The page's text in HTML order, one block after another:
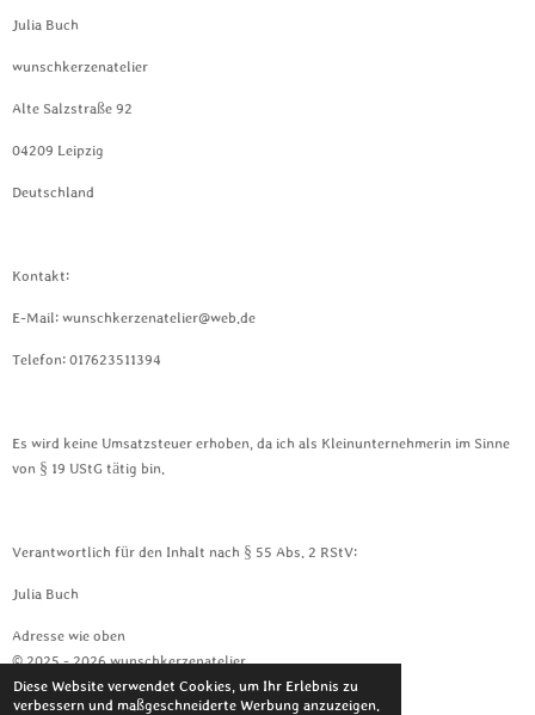
Diese Website verwendet Cookies, um Ihr Erlebnis zu
verbessern und maßgeschneiderte Werbung anzuzeigen.
Julia Buch
wunschkerzenatelier
Alte Salzstraße 92
04209 Leipzig
Deutschland
Kontakt:
E-Mail: wunschkerzenatelier@web.de
Telefon: 017623511394
Es wird keine Umsatzsteuer erhoben, da ich als Kleinunternehmerin im Sinne
von § 19 UStG tätig bin.
Verantwortlich für den Inhalt nach § 55 Abs. 2 RStV:
Julia Buch
Adresse wie oben
© 2025 - 2026 wunschkerzenatelier
Mit Unterstützung vonWebador